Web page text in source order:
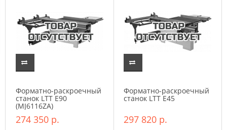
Форматно-раскроечный
станок LTT Е90
(MJ6116ZA)
274 350 р.
Форматно-раскроечный
станок LTT Е45
297 820 р.